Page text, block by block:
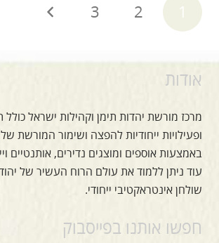
1
2
3
אודות
מרכז מורשת יהדות תימן וקהילות ישראל
ופעילויות ייחודיות להפצה ושימור המורשת
באמצעות אוספים ומוצגים נדירים, אותנטיים
עוד ניתן ללמוד את עולם הרוח העשיר של
שולחן אינטראקטיבי ייחודי.
חפשו אותנו בפייסבוק